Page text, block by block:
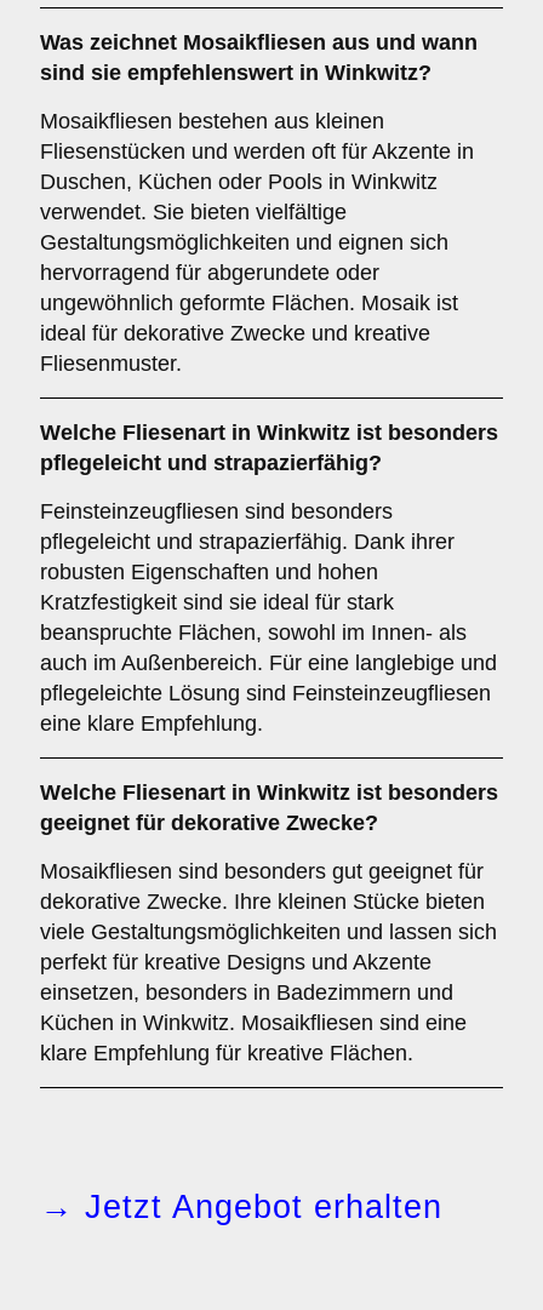
Was zeichnet Mosaikfliesen aus und wann
sind sie empfehlenswert in Winkwitz?
Mosaikfliesen bestehen aus kleinen
Fliesenstücken und werden oft für Akzente in
Duschen, Küchen oder Pools in Winkwitz
verwendet. Sie bieten vielfältige
Gestaltungsmöglichkeiten und eignen sich
hervorragend für abgerundete oder
ungewöhnlich geformte Flächen. Mosaik ist
ideal für dekorative Zwecke und kreative
Fliesenmuster.
Welche Fliesenart in Winkwitz ist besonders
pflegeleicht und strapazierfähig?
Feinsteinzeugfliesen sind besonders
pflegeleicht und strapazierfähig. Dank ihrer
robusten Eigenschaften und hohen
Kratzfestigkeit sind sie ideal für stark
beanspruchte Flächen, sowohl im Innen- als
auch im Außenbereich. Für eine langlebige und
pflegeleichte Lösung sind Feinsteinzeugfliesen
eine klare Empfehlung.
Welche Fliesenart in Winkwitz ist besonders
geeignet für dekorative Zwecke?
Mosaikfliesen sind besonders gut geeignet für
dekorative Zwecke. Ihre kleinen Stücke bieten
viele Gestaltungsmöglichkeiten und lassen sich
perfekt für kreative Designs und Akzente
einsetzen, besonders in Badezimmern und
Küchen in Winkwitz. Mosaikfliesen sind eine
klare Empfehlung für kreative Flächen.
→ Jetzt Angebot erhalten